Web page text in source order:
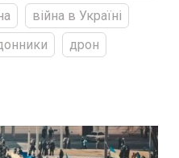
війна в Україні
дрон